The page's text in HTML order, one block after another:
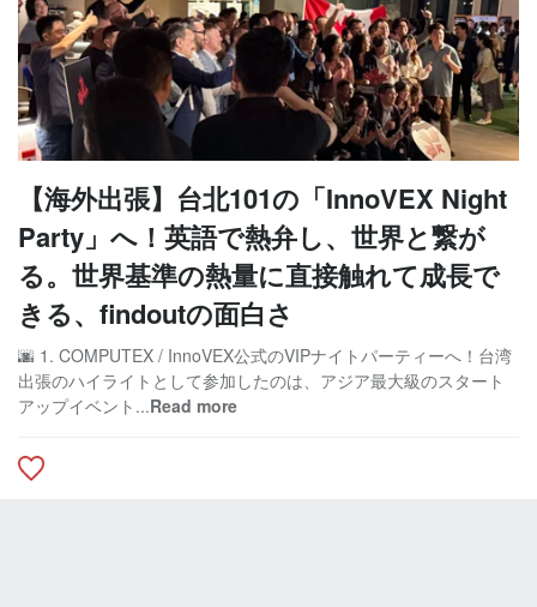
【海外出張】台北101の「InnoVEX Night
Party」へ！英語で熱弁し、世界と繋が
る。世界基準の熱量に直接触れて成長で
きる、findoutの面白さ
🌆 1. COMPUTEX / InnoVEX公式のVIPナイトパーティーへ！台湾
出張のハイライトとして参加したのは、アジア最大級のスタート
アップイベント...Read more